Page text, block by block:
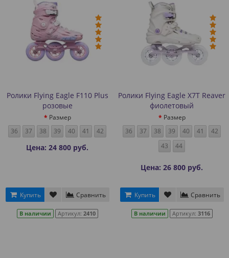
Ролики Flying Eagle F110 Plus
розовые
Размер
36
37 38 39 40 41 42
Цена: 24 800 руб.
Купить Сравнить
В наличии Артикул: 2410
Ролики Flying Eagle X7T Reaver
фиолетовый
Размер
36
37 38 39 40 41
42
43
44
Цена: 26 800 руб.
Купить Сравнить
В наличии Артикул: 3116